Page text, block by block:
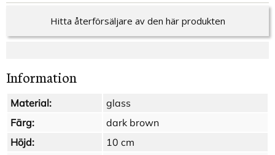
Hitta återförsäljare av den här produkten
Information
Material:
glass
Färg:
dark brown
Höjd:
10 cm